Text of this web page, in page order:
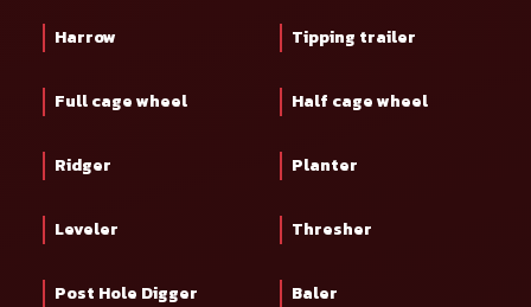
Harrow Tipping trailer
Full cage wheel Half cage wheel
Ridger Planter
Leveler Thresher
Post Hole Digger Baler